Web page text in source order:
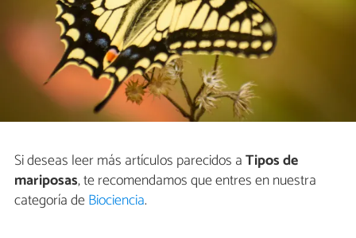
Si deseas leer más artículos parecidos aTipos de
mariposas, te recomendamos que entres en nuestra
categoría deBiociencia.